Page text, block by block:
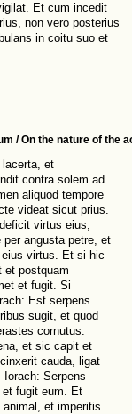
Et cum incedit
non vero posterius
in coitu suo et
/ On the nature of the
lacerta, et
contra solem ad
aliquod tempore
videat sicut prius.
virtus eius,
angusta petre, et
virtus. Et si hic
et postquam
et fugit. Si
Est serpens
sugit, et quod
cornutus.
et sic capit et
cauda, ligat
Serpens
et fugit eum. Et
et imperitis